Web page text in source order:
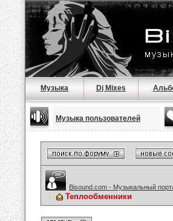
Музыка Dj Mixes
Музыка пользователей
Bisound.com - Музыкальный
Теплообменники